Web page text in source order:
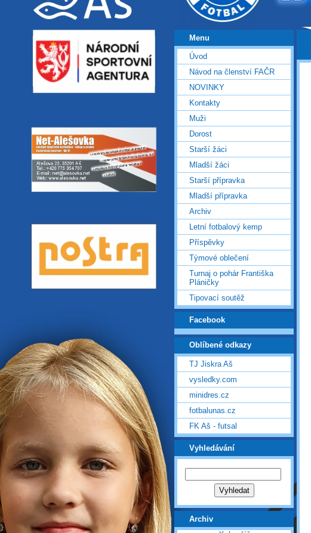
Menu
Úvod
Návod na členství FAČR
NOVINKY
Kontakty
Muži
Dorost
Starší žáci
Mladší žáci
Starší přípravka
Mladší přípravka
Archiv
Letní fotbalový kemp
Příspěvky
Týmové oblečení
Turnaj o pohár Františka
Pláničky
Tipovací soutěž
Facebook
Oblíbené odkazy
TJ Jiskra Aš
vysledky.com
minidres.cz
fotbalunas.cz
FK Aš - futsal
Vyhledávání
Archiv